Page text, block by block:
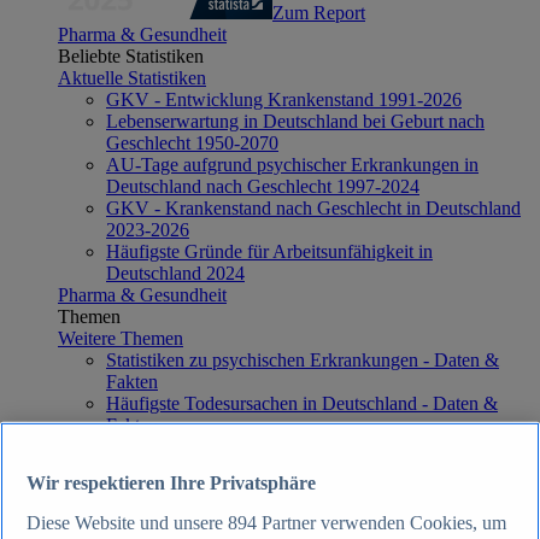
Zum Report
Pharma & Gesundheit
Beliebte Statistiken
Aktuelle Statistiken
GKV - Entwicklung Krankenstand 1991-2026
Lebenserwartung in Deutschland bei Geburt nach
Geschlecht 1950-2070
AU-Tage aufgrund psychischer Erkrankungen in
Deutschland nach Geschlecht 1997-2024
GKV - Krankenstand nach Geschlecht in Deutschland
2023-2026
Häufigste Gründe für Arbeitsunfähigkeit in
Deutschland 2024
Pharma & Gesundheit
Themen
Weitere Themen
Statistiken zu psychischen Erkrankungen - Daten &
Fakten
Häufigste Todesursachen in Deutschland - Daten &
Fakten
Wir respektieren Ihre Privatsphäre
Diese Website und unsere 894 Partner verwenden Cookies, um